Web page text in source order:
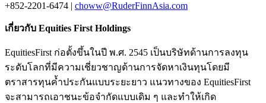
+852-2201-6474 | choww@RuderFinnAsia.com
เกี่ยวกับ Equities First Holdings
EquitiesFirst ก่อตั้งขึ้นในปี พ.ศ. 2545 เป็นบริษัทด้านการลงทุน
ระดับโลกที่มีความเชี่ยวชาญด้านการจัดหาเงินทุนโดยมี
ตราสารทุนค้ำประกันแบบระยะยาว แนวทางของ EquitiesFirst
จะสามารถเอาชนะข้อจำกัดแบบเดิม ๆ และทำให้เกิด